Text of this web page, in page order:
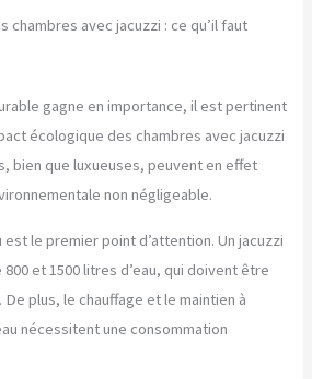
chambres avec jacuzzi : ce qu’il faut
gagne en importance, il est pertinent
écologique des chambres avec jacuzzi
bien que luxueuses, peuvent en effet
non négligeable.
est le premier point d’attention. Un jacuzzi
et 1500 litres d’eau, qui doivent être
plus, le chauffage et le maintien à
nécessitent une consommation